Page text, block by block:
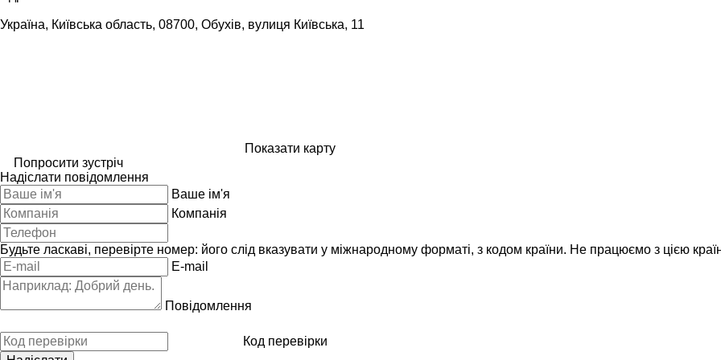
Україна, Київська область, 08700, Обухів, вулиця Київська, 11
Показати карту
Попросити зустріч
Надіслати повідомлення
Ваше ім'я
Компанія
Будьте ласкаві, перевірте номер: його слід вказувати у міжнародному форматі, з кодом країни. Не працюємо з цією
E-mail
Повідомлення
Код перевірки